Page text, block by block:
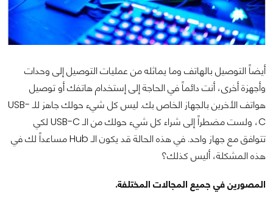
أيضاً التوصيل بالهاتف وما يماثله من عمليات التوصيل إلى وحدات
وأجهزة أخرى، أنت دائماً في الحاجة إلى إستخدام هاتفك أو توصيل
هواتف الأخرين بالجهاز الخاص بك. ليس كل شيء حولك جاهز للـ USB-
C، ولست مضطراً إلى شراء كل شيء حولك من الـ USB-C لكي
تتوافق مع جهاز واحد. في هذه الحالة قد يكون الـ Hub مساعداً لك في
هذه المشكلة، أليس كذلك؟
المصورين في جميع المجالات المختلفة.